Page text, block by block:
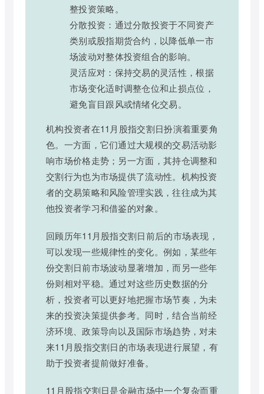
整投资策略。
分散投资：通过分散投资于不同资产
类别或股指期货合约，以降低单一市
场波动对整体投资组合的影响。
灵活应对：保持交易的灵活性，根据
市场变化适时调整仓位和止损点位，
避免盲目跟风或情绪化交易。
机构投资者在11月股指交割日扮演着重要角
色。一方面，它们通过大规模的交易活动影
响市场价格走势；另一方面，其持仓调整和
交割行为也为市场提供了流动性。机构投资
者的交易策略和风险管理实践，往往成为其
他投资者学习和借鉴的对象。
回顾历年11月股指交割日前后的市场表现，
可以发现一些规律性的变化。例如，某些年
份交割日前市场波动显著增加，而另一些年
份则相对平稳。通过对这些历史数据的分
析，投资者可以更好地把握市场节奏，为未
来的投资决策提供参考。同时，结合当前经
济环境、政策导向以及国际市场趋势，对未
来11月股指交割日的市场表现进行展望，有
助于投资者提前做好准备。
11月股指交割日是金融市场中一个复杂而重